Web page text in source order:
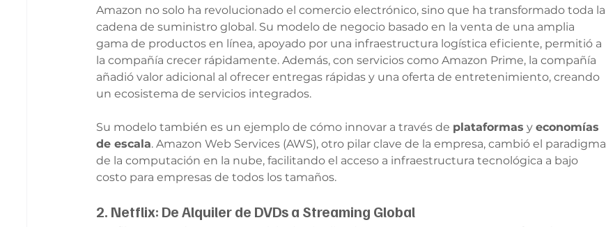
Amazon no solo ha revolucionado el comercio electrónico, sino que ha transformado toda la
cadena de suministro global. Su modelo de negocio basado en la venta de una amplia
gama de productos en línea, apoyado por una infraestructura logística eficiente, permitió a
la compañía crecer rápidamente. Además, con servicios como Amazon Prime, la compañía
añadió valor adicional al ofrecer entregas rápidas y una oferta de entretenimiento, creando
un ecosistema de servicios integrados.
Su modelo también es un ejemplo de cómo innovar a través de plataformas y economías
de escala. Amazon Web Services (AWS), otro pilar clave de la empresa, cambió el paradigma
de la computación en la nube, facilitando el acceso a infraestructura tecnológica a bajo
costo para empresas de todos los tamaños.
2. Netflix: De Alquiler de DVDs a Streaming Global